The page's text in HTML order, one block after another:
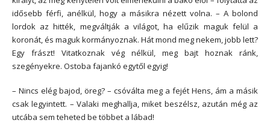
idősebb férfi, anélkül, hogy a másikra nézett volna. – A bolond
lordok az hitték, megváltják a világot, ha elűzik maguk felül a
koronát, és maguk kormányoznak. Hát mond meg nekem, jobb lett?
Egy frászt! Vitatkoznak vég nélkül, meg bajt hoznak ránk,
szegényekre. Ostoba fajankó egytől egyig!
– Nincs elég bajod, öreg? – csóválta meg a fejét Hens, ám a másik
csak legyintett. – Valaki meghallja, miket beszélsz, azután még az
utcába sem teheted be többet a lábad!